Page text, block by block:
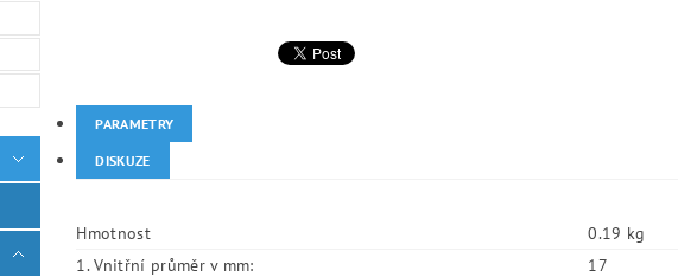
PARAMETRY
DISKUZE
Hmotnost
0.19 kg
1. Vnitřní průměr v mm:
17